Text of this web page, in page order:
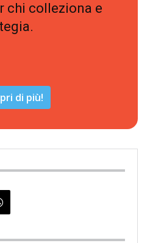
chi colleziona e
di più!